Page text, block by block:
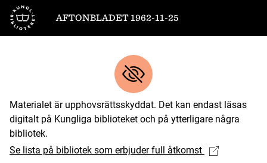
Till startsidan
AFTONBLADET 1962-11-25
Materialet är upphovsrättsskyddat. Det kan endast läsas
digitalt på Kungliga biblioteket och på ytterligare några
bibliotek.
Se lista på bibliotek som erbjuder full åtkomst